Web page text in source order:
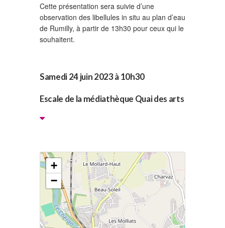
Cette présentation sera suivie d’une
observation des libellules in situ au plan d’eau
de Rumilly, à partir de 13h30 pour ceux qui le
souhaitent.
Samedi 24 juin 2023 à 10h30
Escale de la médiathèque Quai des arts
+
−